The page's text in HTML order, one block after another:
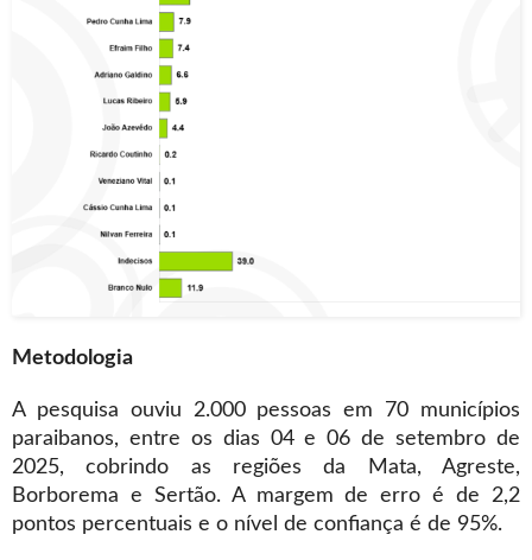
Metodologia
A pesquisa ouviu 2.000 pessoas em 70 municípios
paraibanos, entre os dias 04 e 06 de setembro de
2025, cobrindo as regiões da Mata, Agreste,
Borborema e Sertão. A margem de erro é de 2,2
pontos percentuais e o nível de confiança é de 95%.